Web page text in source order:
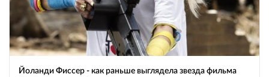
Йоланди Фиссер - как раньше выглядела звезда фильма